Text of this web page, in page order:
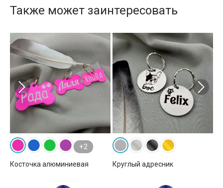
Также может заинтересовать
+2
Косточка алюминиевая Круглый адресник